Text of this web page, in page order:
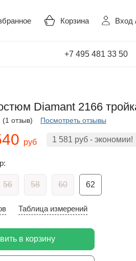
Корзина Вход
+7 495 481 33 50
Diamant 2166
(1 отзыв) Посмотреть отзывы
руб 1 581 руб - экономии!
56 58 60 62
Таблица измерений
в корзину